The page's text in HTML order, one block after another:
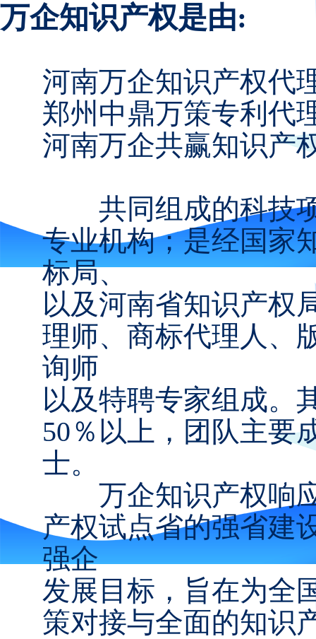
万企知识产权是由:
河南万企知识产权代
郑州中鼎万策专利代
河南万企共赢知识产
共同组成的科技项
专业机构；是经国家
标局、
以及河南省知识产权
理师、商标代理人、
询师
以及特聘专家组成。
50％以上，团队主要
士。
万企知识产权响应
产权试点省的强省建
强企
发展目标，旨在为全
策对接与全面的知识